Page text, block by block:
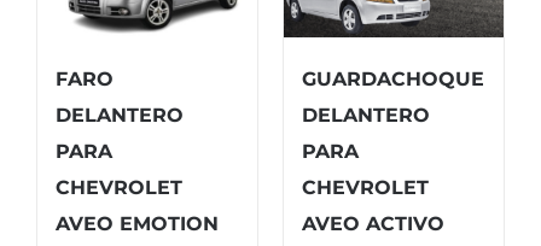
FARO
DELANTERO
PARA
CHEVROLET
AVEO EMOTION
GUARDACHOQUE
DELANTERO
PARA
CHEVROLET
AVEO ACTIVO